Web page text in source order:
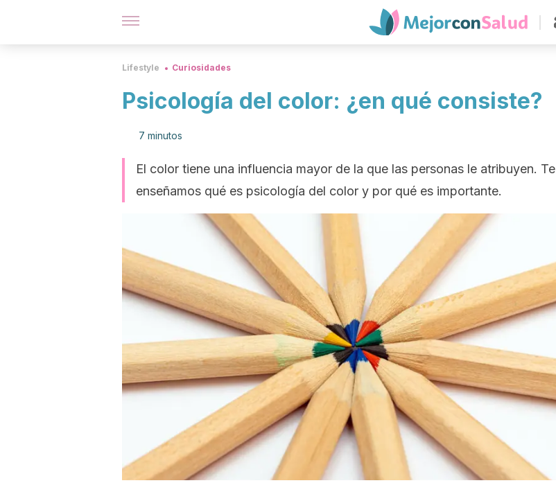
Lifestyle Curiosidades
Psicología del color: ¿en qué consiste?
7 minutos
El color tiene una influencia mayor de la que las personas le atribuyen. Te
enseñamos qué es psicología del color y por qué es importante.